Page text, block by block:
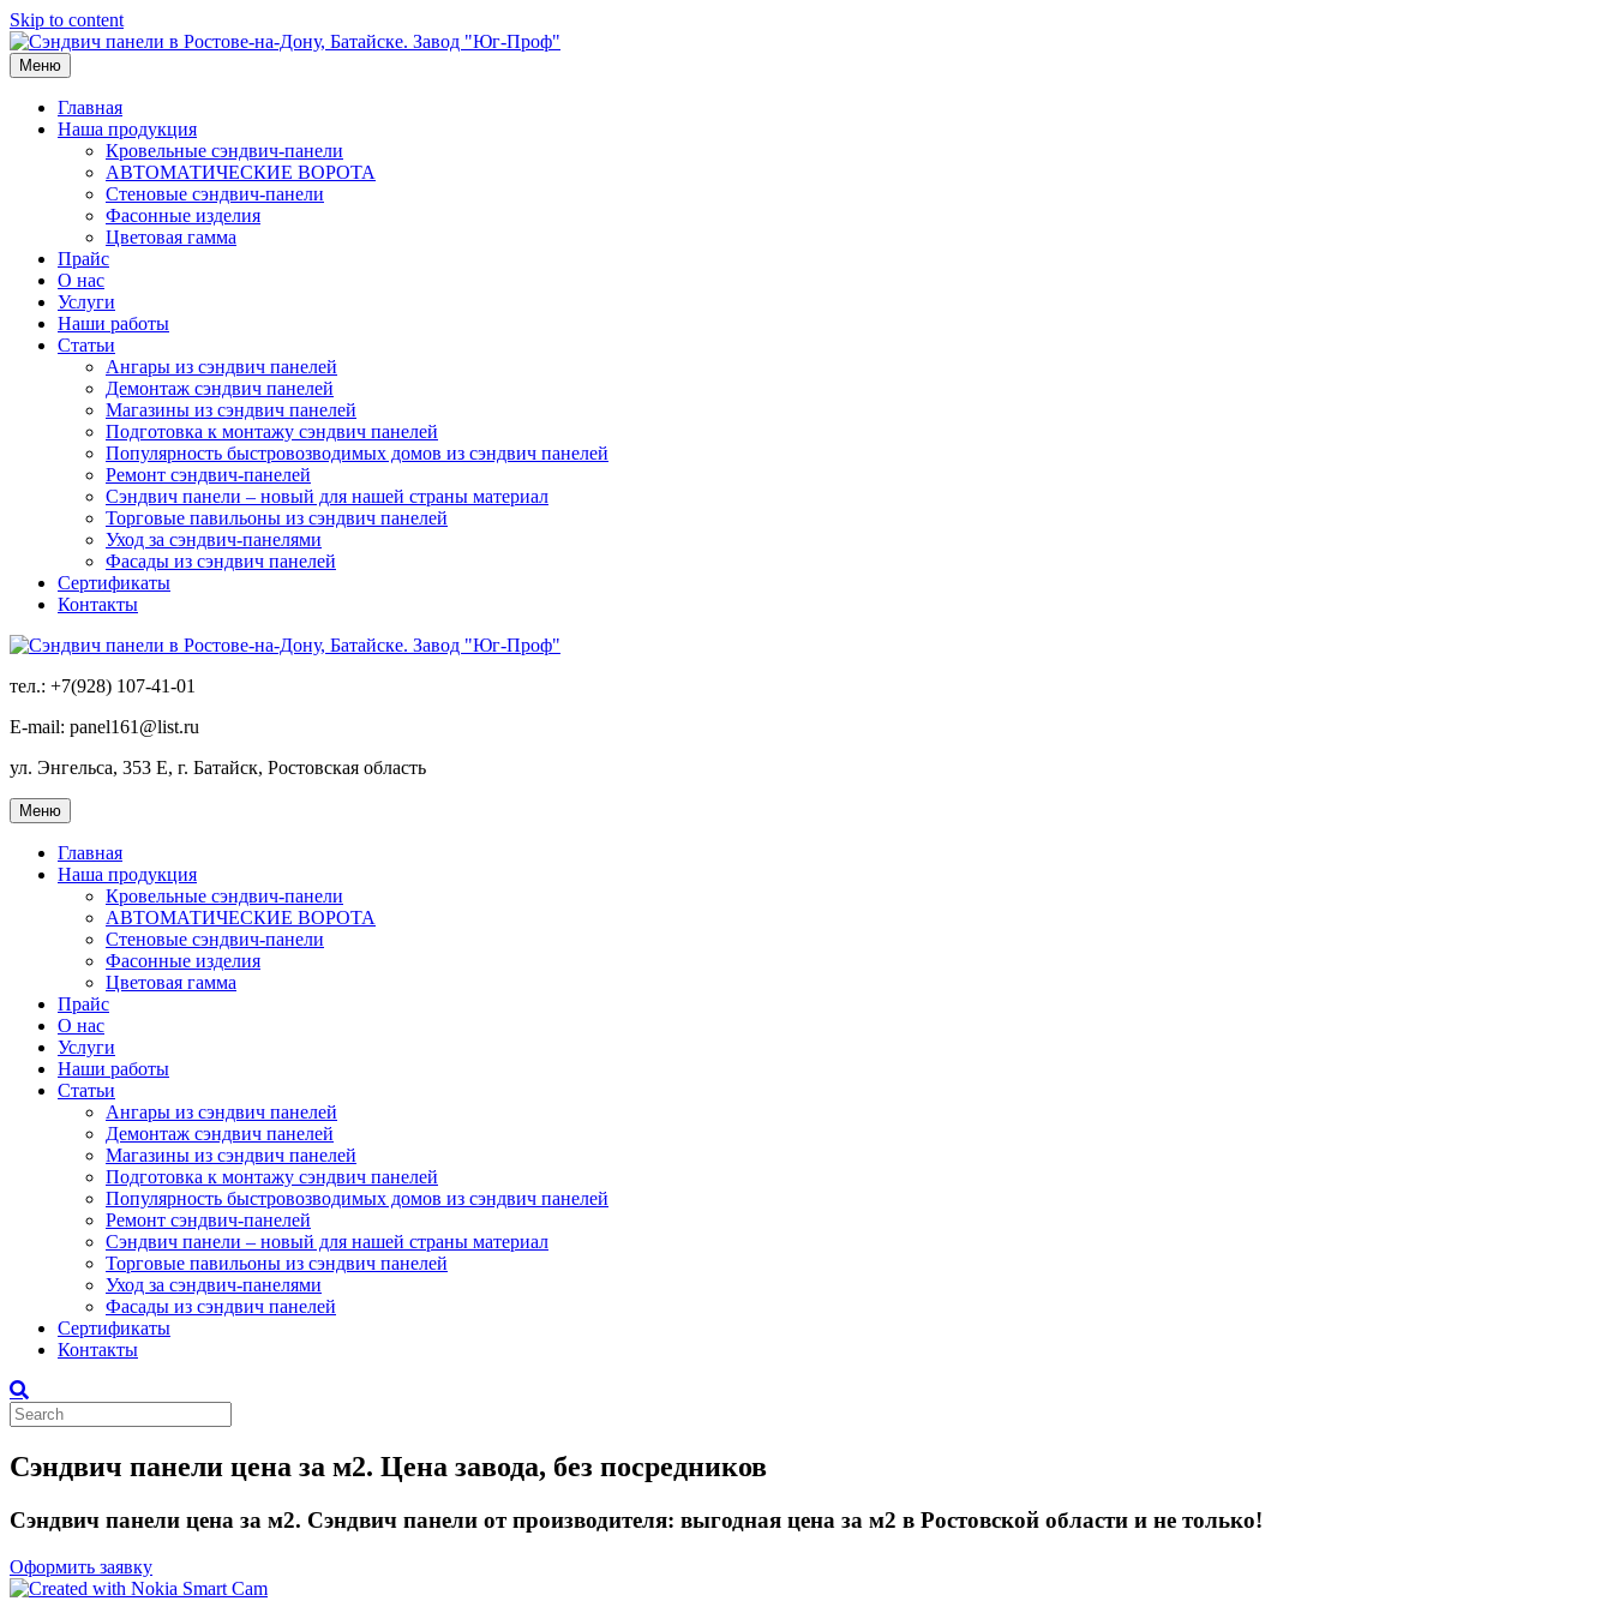
Skip to content
Меню
Главная
Наша продукция
Кровельные сэндвич-панели
АВТОМАТИЧЕСКИЕ ВОРОТА
Стеновые сэндвич-панели
Фасонные изделия
Цветовая гамма
Прайс
О нас
Услуги
Наши работы
Статьи
Ангары из сэндвич панелей
Демонтаж сэндвич панелей
Магазины из сэндвич панелей
Подготовка к монтажу сэндвич панелей
Популярность быстровозводимых домов из сэндвич панелей
Ремонт сэндвич-панелей
Сэндвич панели – новый для нашей страны материал
Торговые павильоны из сэндвич панелей
Уход за сэндвич-панелями
Фасады из сэндвич панелей
Сертификаты
Контакты
тел.: +7(928) 107-41-01
E-mail: panel161@list.ru
ул. Энгельса, 353 Е, г. Батайск, Ростовская область
Меню
Главная
Наша продукция
Кровельные сэндвич-панели
АВТОМАТИЧЕСКИЕ ВОРОТА
Стеновые сэндвич-панели
Фасонные изделия
Цветовая гамма
Прайс
О нас
Услуги
Наши работы
Статьи
Ангары из сэндвич панелей
Демонтаж сэндвич панелей
Магазины из сэндвич панелей
Подготовка к монтажу сэндвич панелей
Популярность быстровозводимых домов из сэндвич панелей
Ремонт сэндвич-панелей
Сэндвич панели – новый для нашей страны материал
Торговые павильоны из сэндвич панелей
Уход за сэндвич-панелями
Фасады из сэндвич панелей
Сертификаты
Контакты
Сэндвич панели цена за м2. Цена завода, без посредников
Сэндвич панели цена за м2. Сэндвич панели от производителя: выгодная цена за м2 в Ростовской области и не только!
Оформить заявку